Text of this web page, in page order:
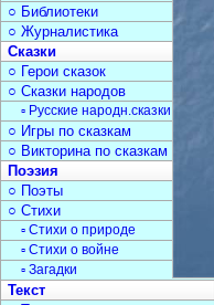
○ Библиотеки
○ Журналистика
Сказки
○ Герои сказок
○ Сказки народов
▫ Русские народн.сказки
○ Игры по сказкам
○ Викторина по сказкам
Поэзия
○ Поэты
○ Стихи
▫ Стихи о природе
▫ Стихи о войне
▫ Загадки
Текст